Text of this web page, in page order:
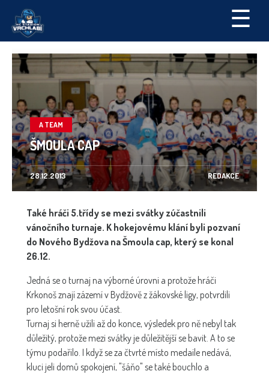
☰
A TEAM
ŠMOULA CAP
28.12.2013 REDAKCE
Také hráči 5.třídy se mezi svátky zúčastnili
vánočního turnaje. K hokejovému klání byli pozvaní
do Nového Bydžova na Šmoula cap, který se konal
26.12.
Jedná se o turnaj na výborné úrovni a protože hráči
Krkonoš znají zázemí v Bydžově z žákovské ligy, potvrdili
pro letošní rok svou účast.
Turnaj si herně užili až do konce, výsledek pro ně nebyl tak
důležitý, protože mezi svátky je důležitější se bavit. A to se
týmu podařilo. I když se za čtvrté místo medaile nedává,
kluci jeli domů spokojení, "šáňo" se také bouchlo a